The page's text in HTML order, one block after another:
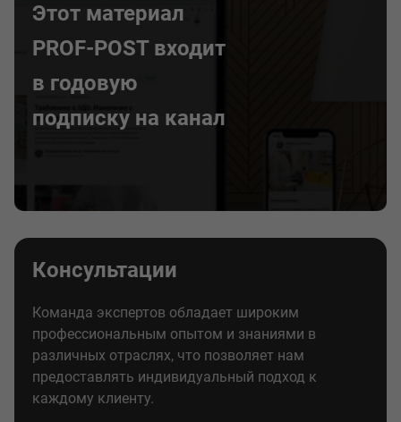
Этот материал
PROF-POST входит
в годовую
подписку на канал
Консультации
Команда экспертов обладает широким
профессиональным опытом и знаниями в
различных отраслях, что позволяет нам
предоставлять индивидуальный подход к
каждому клиенту.